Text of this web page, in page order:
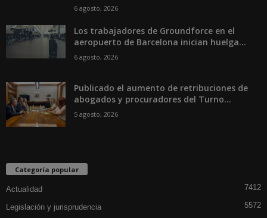
6 agosto, 2026
Los trabajadores de Groundforce en el
aeropuerto de Barcelona inician huelga...
6 agosto, 2026
Publicado el aumento de retribuciones de
abogados y procuradores del Turno...
5 agosto, 2026
Categoría popular
Actualidad 7412
Legislación y jurisprudencia 5572